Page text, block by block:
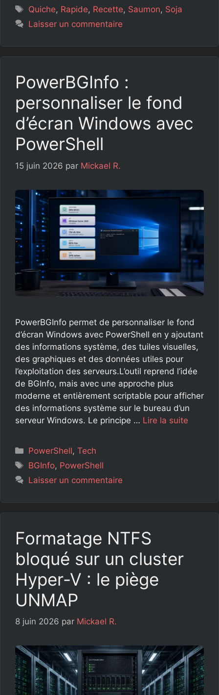
Étiquettes
Quiche, Rapide, Recette, Saumon, Soja
Laisser un commentaire
PowerBGInfo :
personnaliser le fond
d’écran Windows avec
PowerShell
15 juin 2026 par Mickael R.
PowerBGInfo permet de personnaliser le fond
d’écran Windows avec PowerShell en y ajoutant
des informations système, des tuiles visuelles,
des graphiques et des données utiles pour
l’exploitation des serveurs.L’outil reprend l’idée
de BGInfo, mais avec une approche plus
moderne et entièrement scriptable pour afficher
des informations système sur le bureau d’un
serveur Windows. Le principe … Lire la suite
Catégories
PowerShell,Tech
Étiquettes
BGInfo, PowerShell
Laisser un commentaire
Formatage NTFS
bloqué sur un cluster
Hyper-V : le piège
UNMAP
8 juin 2026 par Mickael R.